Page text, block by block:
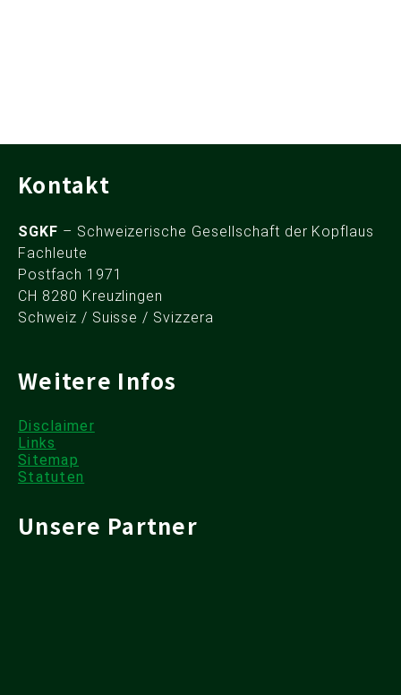
Kontakt
SGKF – Schweizerische Gesellschaft der Kopflaus
Fachleute
Postfach 1971
CH 8280 Kreuzlingen
Schweiz / Suisse / Svizzera
Weitere Infos
Disclaimer
Links
Sitemap
Statuten
Unsere Partner